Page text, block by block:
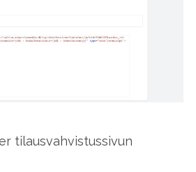
tilausvahvistussivun